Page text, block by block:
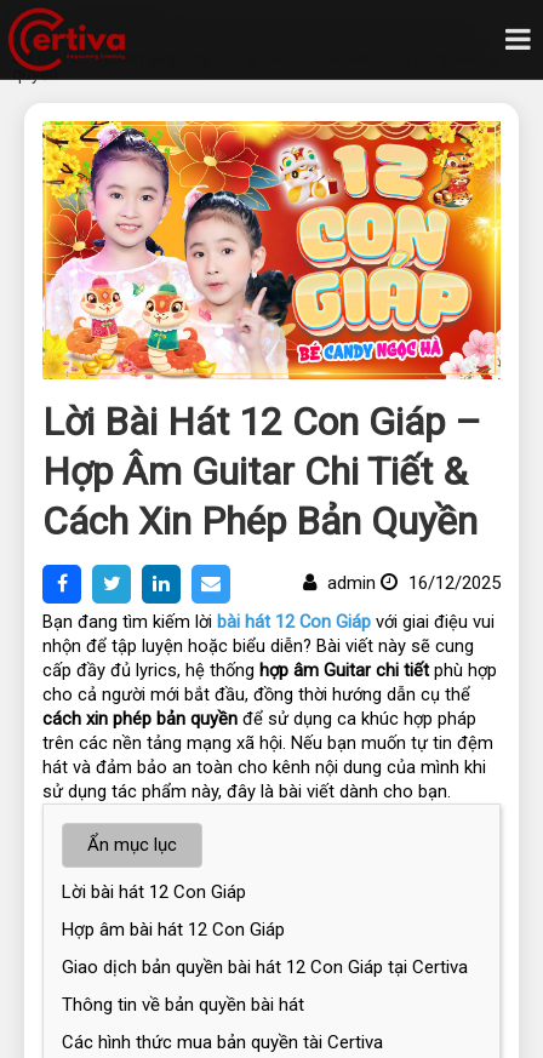
Trang chủ
Blog
Lời bài hát 12 con giáp hợp âm guitar chi tiết cách xin phép bản
quyền
Lời Bài Hát 12 Con Giáp –
Hợp Âm Guitar Chi Tiết &
Cách Xin Phép Bản Quyền
admin
16/12/2025
Bạn đang tìm kiếm lời bài hát 12 Con Giáp với giai điệu vui
nhộn để tập luyện hoặc biểu diễn? Bài viết này sẽ cung
cấp đầy đủ lyrics, hệ thống hợp âm Guitar chi tiết phù hợp
cách xin phép bản quyền để sử dụng ca khúc hợp pháp
trên các nền tảng mạng xã hội. Nếu bạn muốn tự tin đệm
hát và đảm bảo an toàn cho kênh nội dung của mình khi
sử dụng tác phẩm này, đây là bài viết dành cho bạn.
Ẩn mục lục
Lời bài hát 12 Con Giáp
Hợp âm bài hát 12 Con Giáp
Giao dịch bản quyền bài hát 12 Con Giáp tại Certiva
Thông tin về bản quyền bài hát
Các hình thức mua bản quyền tài Certiva